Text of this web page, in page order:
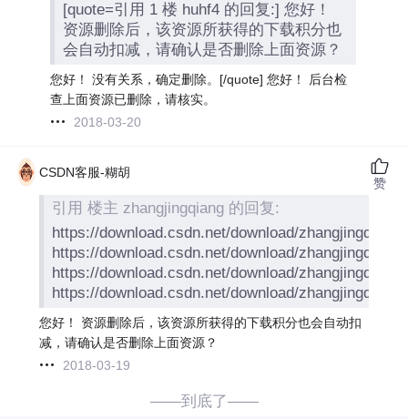
[quote=引用 1 楼 huhf4 的回复:] 您好！
资源删除后，该资源所获得的下载积分也
会自动扣减，请确认是否删除上面资源？
您好！ 没有关系，确定删除。[/quote] 您好！ 后台检
查上面资源已删除，请核实。
2018-03-20
CSDN客服-糊胡
引用 楼主 zhangjingqiang 的回复:
https://download.csdn.net/download/zhangjingqiang/
https://download.csdn.net/download/zhangjingqiang/
https://download.csdn.net/download/zhangjingqiang/
https://download.csdn.net/download/zhangjingqiang/
您好！ 资源删除后，该资源所获得的下载积分也会自动扣
减，请确认是否删除上面资源？
2018-03-19
赞
——到底了——